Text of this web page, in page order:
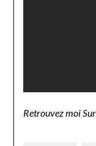
Retrouvez moi